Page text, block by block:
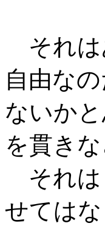
それは
自由な
ないか
を貫き
それは
せては